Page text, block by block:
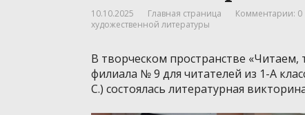
10.10.2025 Главная страница Комментарии: 0
художественной литературы
В творческом пространстве
филиала № 9 для читателей из 1-А
С.) состоялась литературная